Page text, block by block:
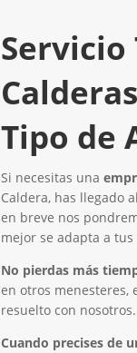
Servicio
Tipo de
Si necesitas una
Caldera, has llegado
en breve nos
mejor se adapta a tus
No pierdas más
en otros menesteres,
resuelto con nosotros.
Cuando precises de